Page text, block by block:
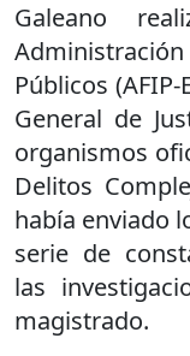
Galeano
Públicos
General de
organismos
Delitos
había enviado
serie de
las
magistrado.